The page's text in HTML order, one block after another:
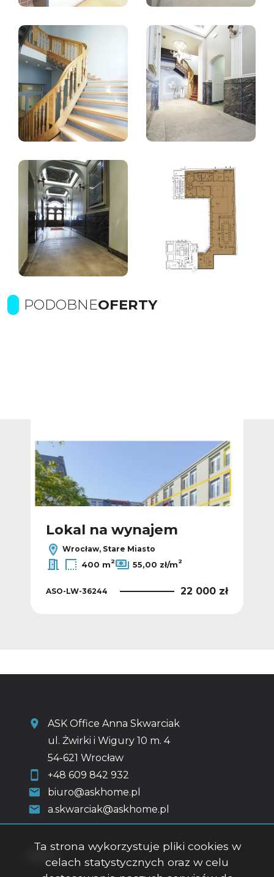
PODOBNEOFERTY
Lokal na wynajem
Wrocław, Stare Miasto
400 m2 55,00 zł/m2
ASO-LW-36244 22 000 zł
ASK Office Anna Skwarciak
ul. Żwirki i Wigury 10 m. 4
54-621 Wrocław
+48 609 842 932
biuro@askhome.pl
a.skwarciak@askhome.pl
Ta strona wykorzystuje pliki cookies w
celach statystycznych oraz w celu